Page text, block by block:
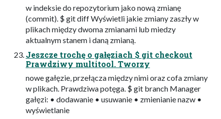
w indeksie do repozytorium jako nową zmianę
(commit). $ git diff Wyświetli jakie zmiany zaszły w
plikach między dwoma zmianami lub miedzy
aktualnym stanem i daną zmianą.
Jeszcze trochę o gałęziach $ git checkout
Prawdziwy multitool. Tworzy
nowe gałęzie, przełącza między nimi oraz cofa zmiany
w plikach. Prawdziwa potęga. $ git branch Manager
gałęzi: • dodawanie • usuwanie • zmienianie nazw •
wyświetlanie